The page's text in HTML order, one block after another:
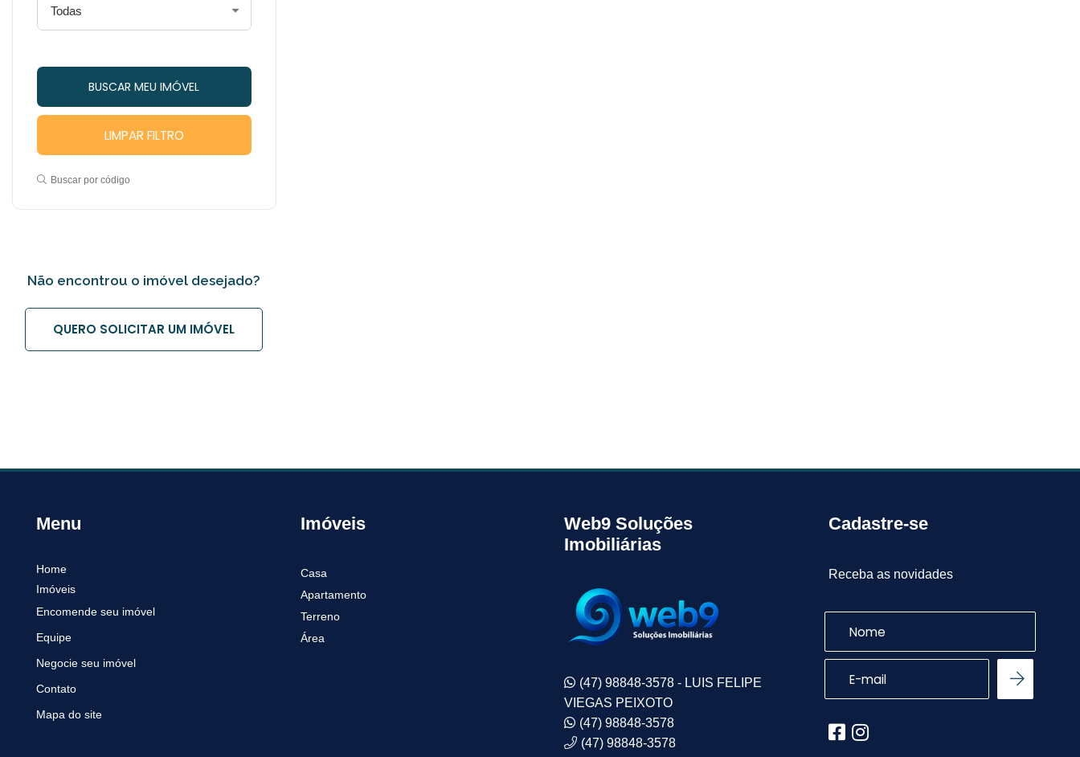
LIMPAR FILTRO
Buscar por código
Não encontrou o imóvel desejado?
QUERO SOLICITAR UM IMÓVEL
Menu
Home
Imóveis
Encomende seu imóvel
Equipe
Negocie seu imóvel
Contato
Mapa do site
Imóveis
Casa
Apartamento
Terreno
Área
Web9 Soluções
Imobiliárias
(47) 98848-3578 - LUIS FELIPE
VIEGAS PEIXOTO
(47) 98848-3578
(47) 98848-3578
Cadastre-se
Receba as novidades